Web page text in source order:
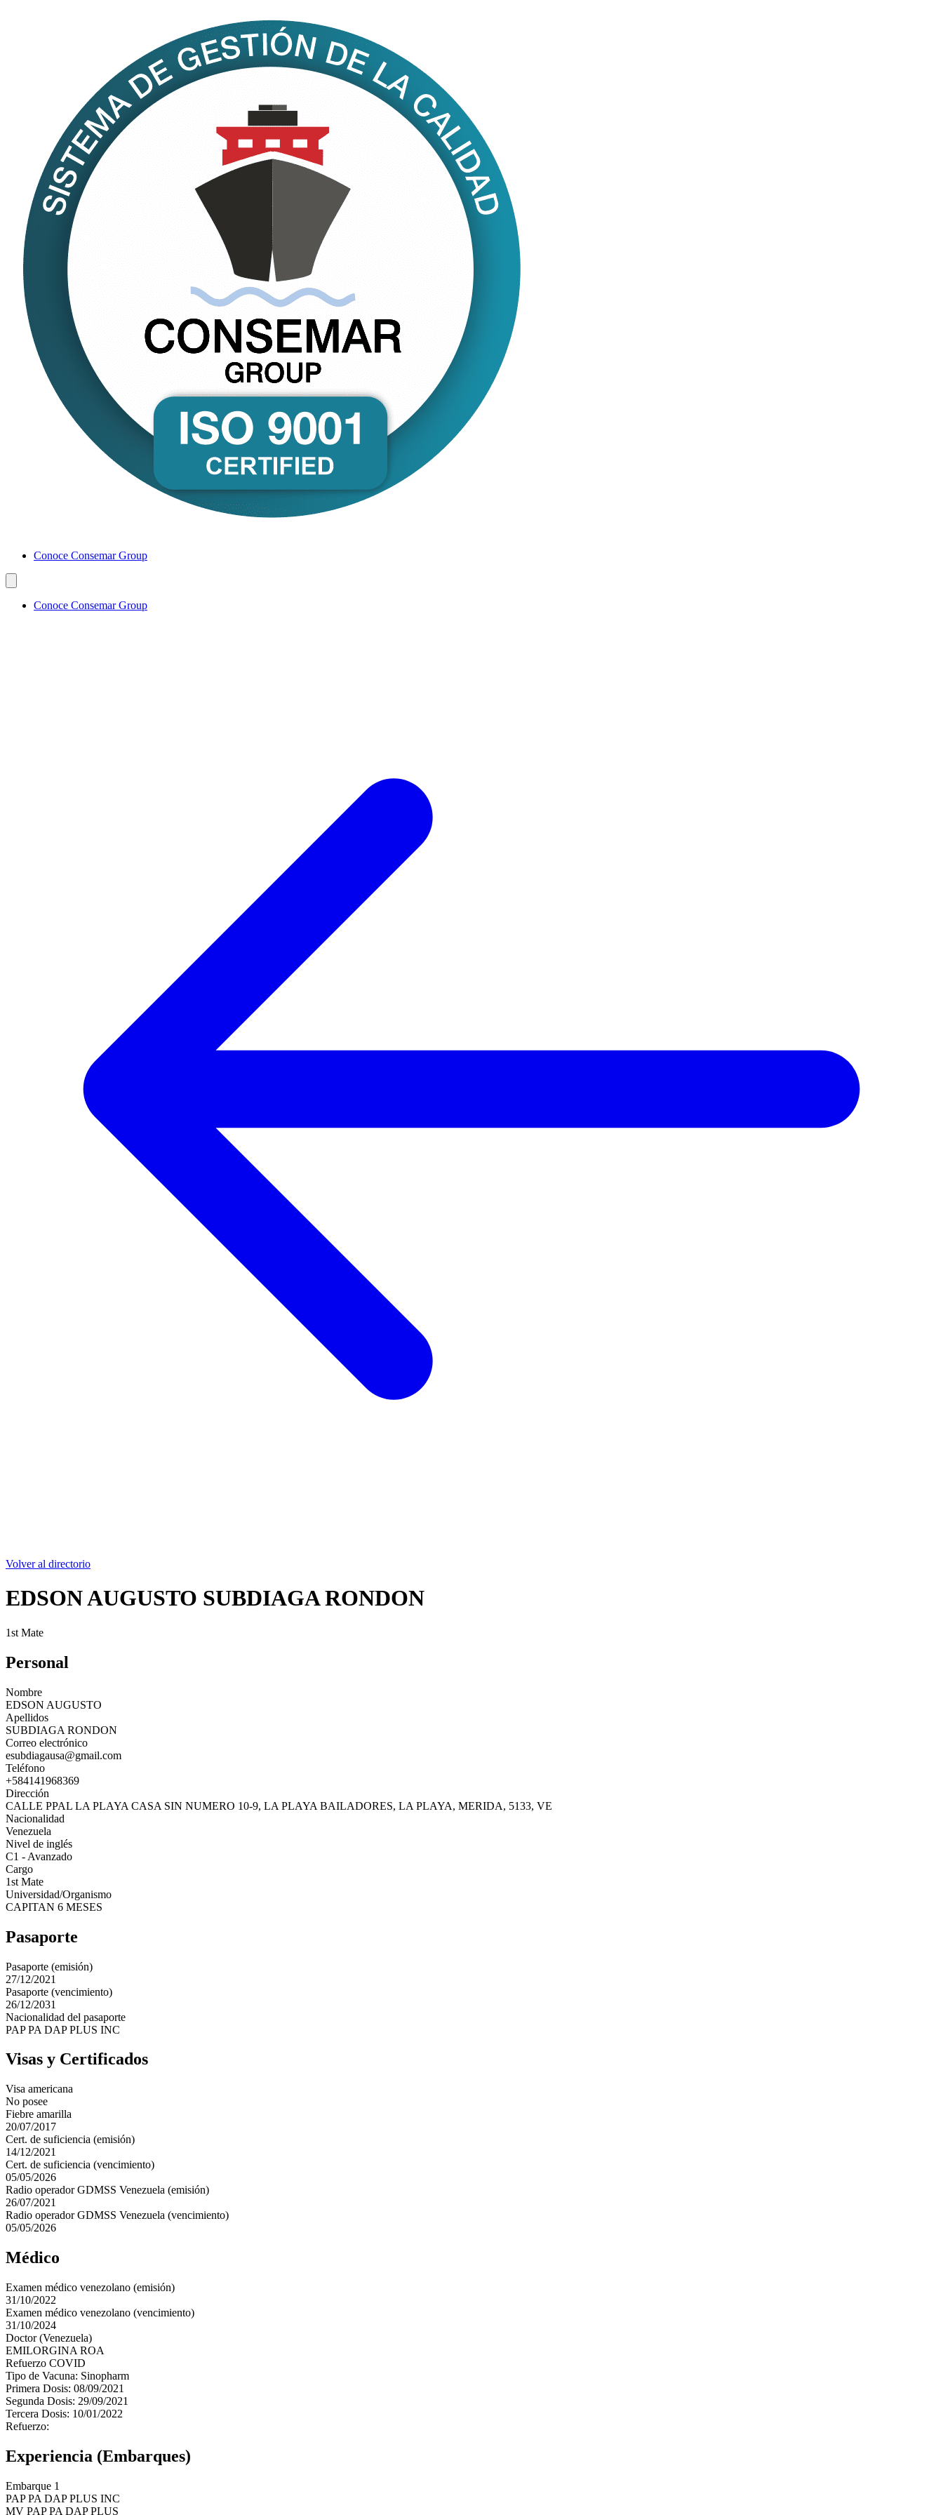
Conoce Consemar Group
Conoce Consemar Group
Volver al directorio
EDSON AUGUSTO SUBDIAGA RONDON
1st Mate
Personal
Nombre
EDSON AUGUSTO
Apellidos
SUBDIAGA RONDON
Correo electrónico
esubdiagausa@gmail.com
Teléfono
+584141968369
Dirección
CALLE PPAL LA PLAYA CASA SIN NUMERO 10-9, LA PLAYA BAILADORES, LA PLAYA, MERIDA, 5133, VE
Nacionalidad
Venezuela
Nivel de inglés
C1 - Avanzado
Cargo
1st Mate
Universidad/Organismo
CAPITAN 6 MESES
Pasaporte
Pasaporte (emisión)
27/12/2021
Pasaporte (vencimiento)
26/12/2031
Nacionalidad del pasaporte
PAP PA DAP PLUS INC
Visas y Certificados
Visa americana
No posee
Fiebre amarilla
20/07/2017
Cert. de suficiencia (emisión)
14/12/2021
Cert. de suficiencia (vencimiento)
05/05/2026
Radio operador GDMSS Venezuela (emisión)
26/07/2021
Radio operador GDMSS Venezuela (vencimiento)
05/05/2026
Médico
Examen médico venezolano (emisión)
31/10/2022
Examen médico venezolano (vencimiento)
31/10/2024
Doctor (Venezuela)
EMILORGINA ROA
Refuerzo COVID
Tipo de Vacuna: Sinopharm
Primera Dosis: 08/09/2021
Segunda Dosis: 29/09/2021
Tercera Dosis: 10/01/2022
Refuerzo:
Experiencia (Embarques)
Embarque 1
PAP PA DAP PLUS INC
MV PAP PA DAP PLUS